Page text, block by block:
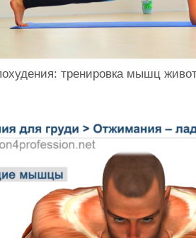
тренировка мышц